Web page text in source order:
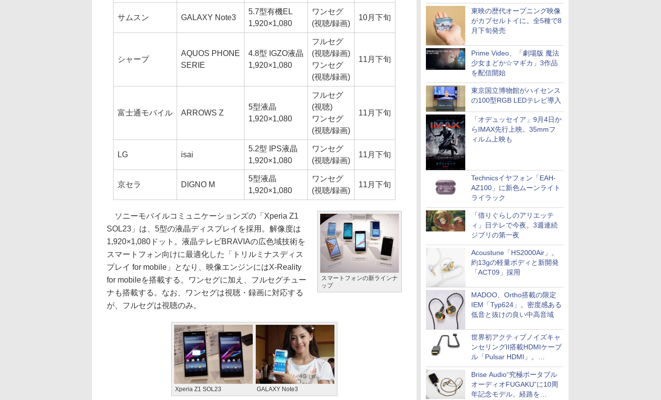
東映の歴代オープニング映像
がカプセルトイに。全5種で8
月下旬発売
Prime Video、「劇場版 魔法
少女まどか☆マギカ」3作品
を配信開始
東京国立博物館がハイセンス
の100型RGB LEDテレビ導入
「オデュッセイア」9月4日か
らIMAX先行上映。35mmフ
ィルム上映も
Technicsイヤフォン「EAH-
AZ100」に新色ムーンライト
ライラック
「借りぐらしのアリエッテ
ィ」日テレで今夜。3週連続
ジブリの第一夜
Acoustune「HS2000Air」。
約13gの軽量ボディと新開発
「ACT09」採用
MADOO、Ortho搭載の限定
IEM「Typ624」。密度感ある
低音と抜けの良い中高音域
世界初アクティブノイズキャ
ンセリングII搭載HDMIケーブ
ル「Pulsar HDMI」。
SilentPowerから
Brise Audio“究極ポータブル
オーディオFUGAKU”に10周
年記念モデル。経路を
サムスン GALAXY Note3
5.7型有機EL
1,920×1,080
ワンセグ
(視聴/録画)
10月下旬
シャープ
AQUOS PHONE
SERIE
4.8型 IGZO液晶
1,920×1,080
フルセグ
(視聴/録画)
ワンセグ
(視聴/録画)
11月下旬
富士通モバイル ARROWS Z
5型液晶
1,920×1,080
フルセグ
(視聴)
ワンセグ
(視聴/録画)
11月下旬
LG isai
5.2型 IPS液晶
1,920×1,080
ワンセグ
(視聴/録画)
11月下旬
京セラ DIGNO M
5型液晶
1,920×1,080
ワンセグ
(視聴/録画)
11月下旬
スマートフォンの新ラインナ
ップ
ソニーモバイルコミュニケーションズの「Xperia Z1
SOL23」は、5型の液晶ディスプレイを採用。解像度は
1,920×1,080ドット。液晶テレビBRAVIAの広色域技術を
スマートフォン向けに最適化した「トリルミナスディス
プレイ for mobile」となり、映像エンジンにはX-Reality
for mobileを搭載する。ワンセグに加え、フルセグチュー
ナも搭載する。なお、ワンセグは視聴・録画に対応する
が、フルセグは視聴のみ。
Xperia Z1 SOL23 GALAXY Note3